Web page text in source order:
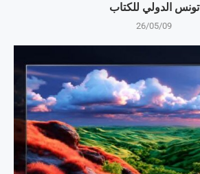
تونس الدولي للكتاب
26/05/09